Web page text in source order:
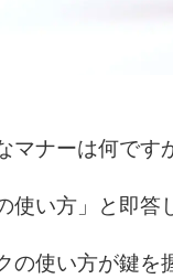
マナーは何です
い方」と即答
の使い方が鍵を